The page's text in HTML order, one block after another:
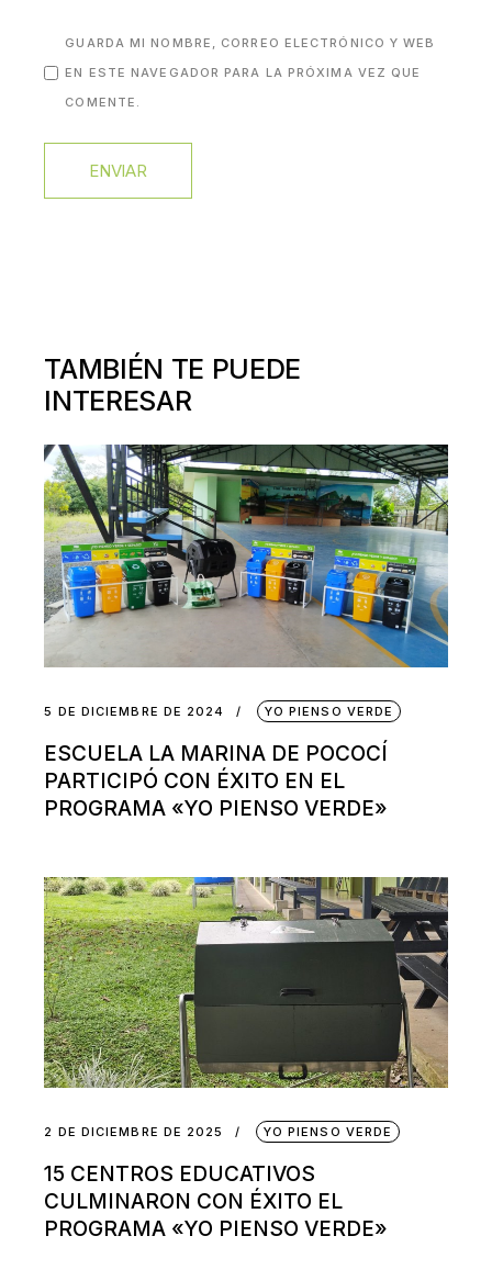
GUARDA MI NOMBRE, CORREO ELECTRÓNICO Y WEB
EN ESTE NAVEGADOR PARA LA PRÓXIMA VEZ QUE
COMENTE.
ENVIAR
TAMBIÉN TE PUEDE
INTERESAR
5 DE DICIEMBRE DE 2024 YO PIENSO VERDE
ESCUELA LA MARINA DE POCOCÍ
PARTICIPÓ CON ÉXITO EN EL
PROGRAMA «YO PIENSO VERDE»
2 DE DICIEMBRE DE 2025 YO PIENSO VERDE
15 CENTROS EDUCATIVOS
CULMINARON CON ÉXITO EL
PROGRAMA «YO PIENSO VERDE»